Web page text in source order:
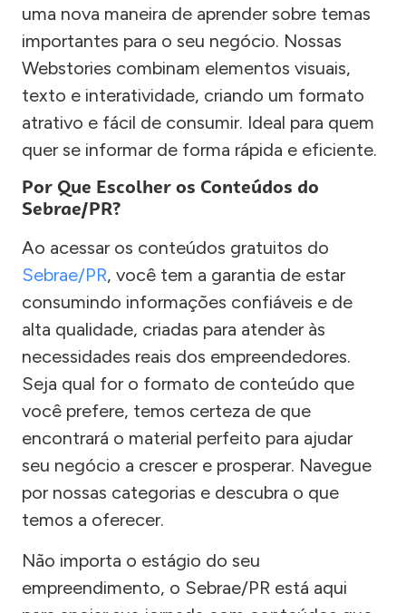
uma nova maneira de aprender sobre temas
importantes para o seu negócio. Nossas
Webstories combinam elementos visuais,
texto e interatividade, criando um formato
atrativo e fácil de consumir. Ideal para quem
quer se informar de forma rápida e eficiente.
Por Que Escolher os Conteúdos do
Sebrae/PR?
Ao acessar os conteúdos gratuitos do
Sebrae/PR, você tem a garantia de estar
consumindo informações confiáveis e de
alta qualidade, criadas para atender às
necessidades reais dos empreendedores.
Seja qual for o formato de conteúdo que
você prefere, temos certeza de que
encontrará o material perfeito para ajudar
seu negócio a crescer e prosperar. Navegue
por nossas categorias e descubra o que
temos a oferecer.
Não importa o estágio do seu
empreendimento, o Sebrae/PR está aqui